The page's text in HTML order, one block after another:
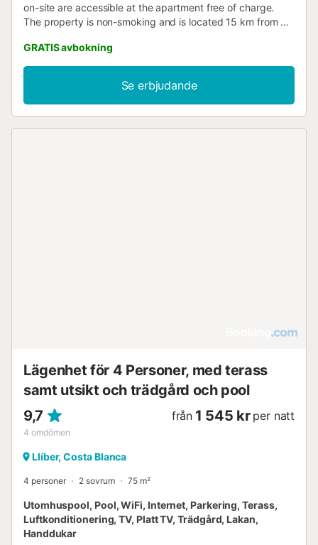
on-site are accessible at the apartment free of charge.
The property is non-smoking and is located 15 km from La
GRATIS avbokning
Se erbjudande
Lägenhet för 4 Personer, med terass
samt utsikt och trädgård och pool
9,7
4 omdömen
från 1 545 kr per natt
Llíber, Costa Blanca
4 personer 2 sovrum 75 m²
Utomhuspool, Pool, WiFi, Internet, Parkering, Terass,
Luftkonditionering, TV, Platt TV, Trädgård, Lakan,
Handdukar